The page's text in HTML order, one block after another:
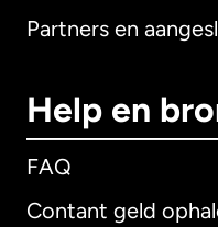
Partners en
Help en
FAQ
Contant geld